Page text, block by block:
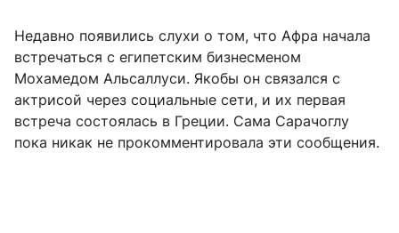
Недавно появились слухи о том, что Афра начала
встречаться с египетским бизнесменом
Мохамедом Альсаллуси. Якобы он связался с
актрисой через социальные сети, и их первая
встреча состоялась в Греции. Сама Сарачоглу
пока никак не прокомментировала эти сообщения.